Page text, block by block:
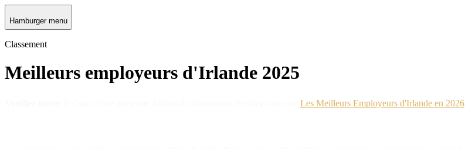
Hamburger menu
Classement
Meilleurs employeurs d'Irlande 2025
Les Meilleurs Employeurs d'Irlande en 2026